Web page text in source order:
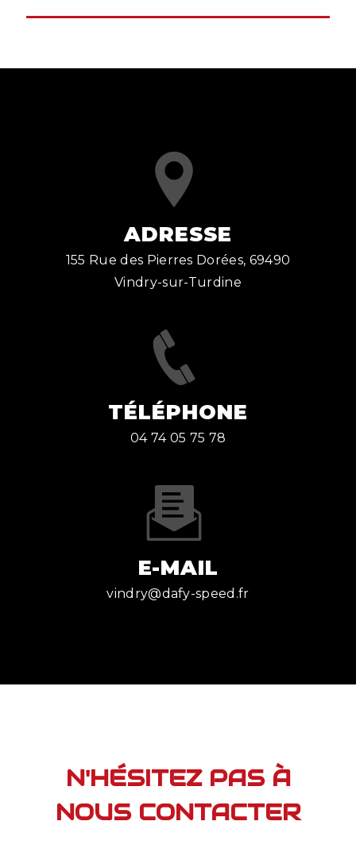
ADRESSE
155 Rue des Pierres Dorées, 69490
Vindry-sur-Turdine
TÉLÉPHONE
04 74 05 75 78
E-MAIL
vindry@dafy-speed.fr
N'HÉSITEZ PAS À
NOUS CONTACTER